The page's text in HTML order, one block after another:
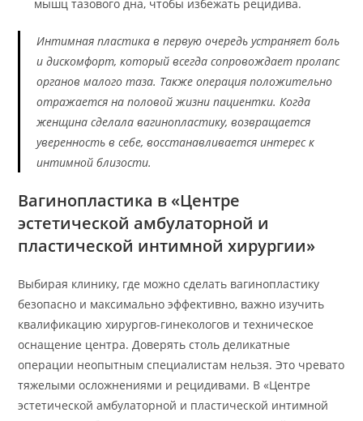
мышц тазового дна, чтобы избежать рецидива.
Интимная пластика в первую очередь устраняет боль
и дискомфорт, который всегда сопровождает пролапс
органов малого таза. Также операция положительно
отражается на половой жизни пациентки. Когда
женщина сделала вагинопластику, возвращается
уверенность в себе, восстанавливается интерес к
интимной близости.
Вагинопластика в «Центре
эстетической амбулаторной и
пластической интимной хирургии»
Выбирая клинику, где можно сделать вагинопластику
безопасно и максимально эффективно, важно изучить
квалификацию хирургов-гинекологов и техническое
оснащение центра. Доверять столь деликатные
операции неопытным специалистам нельзя. Это чревато
тяжелыми осложнениями и рецидивами. В «Центре
эстетической амбулаторной и пластической интимной